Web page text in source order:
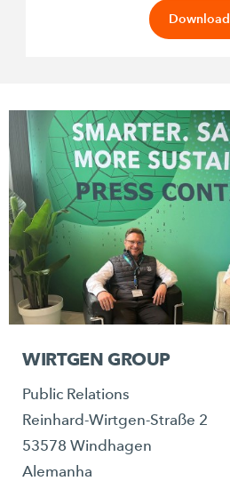
Download
WIRTGEN GROUP
Public Relations
Reinhard-Wirtgen-Straße 2
53578 Windhagen
Alemanha